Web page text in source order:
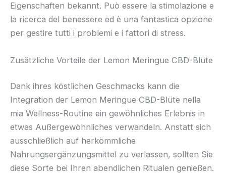
Eigenschaften bekannt. Può essere la stimolazione e
la ricerca del benessere ed è una fantastica opzione
per gestire tutti i problemi e i fattori di stress.
Zusätzliche Vorteile der Lemon Meringue CBD-Blüte
Dank ihres köstlichen Geschmacks kann die
Integration der Lemon Meringue CBD-Blüte nella
mia Wellness-Routine ein gewöhnliches Erlebnis in
etwas Außergewöhnliches verwandeln. Anstatt sich
ausschließlich auf herkömmliche
Nahrungsergänzungsmittel zu verlassen, sollten Sie
diese Sorte bei Ihren abendlichen Ritualen genießen.